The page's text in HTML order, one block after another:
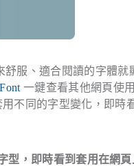
服、適合閱讀的字體就
一鍵查看其他網頁使
不同的字型變化，即時
型，即時看到套用在網頁